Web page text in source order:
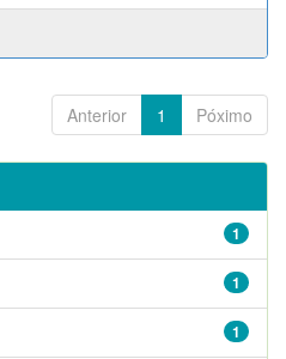
Anterior 1 Póximo
1
1
1